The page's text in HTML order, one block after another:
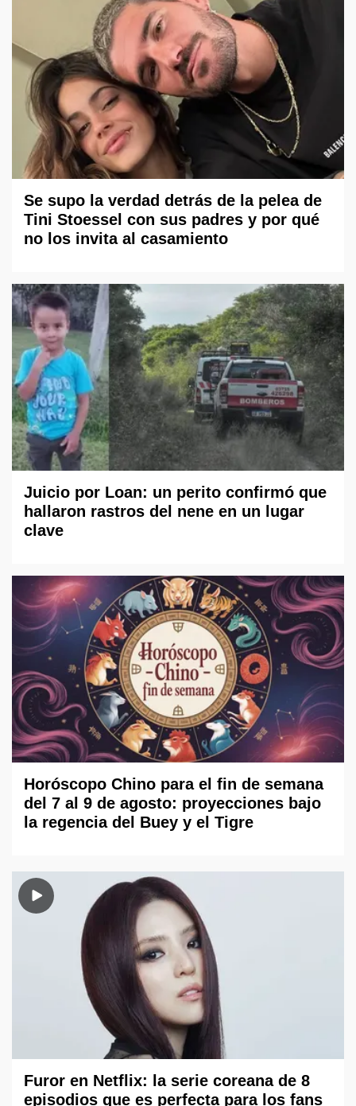
Se supo la verdad detrás de la pelea de
Tini Stoessel con sus padres y por qué
no los invita al casamiento
Juicio por Loan: un perito confirmó que
hallaron rastros del nene en un lugar
clave
Horóscopo Chino para el fin de semana
del 7 al 9 de agosto: proyecciones bajo
la regencia del Buey y el Tigre
Furor en Netflix: la serie coreana de 8
episodios que es perfecta para los fans